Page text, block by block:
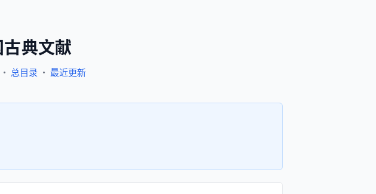
典文献
· 总目录 · 最近更新